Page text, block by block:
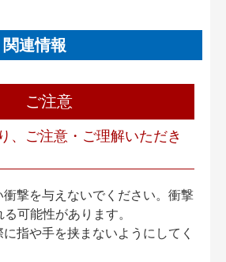
連情報
ご注意
、ご注意・ご理解いただき
撃を与えないでください。衝撃
可能性があります。
指や手を挟まないようにしてく